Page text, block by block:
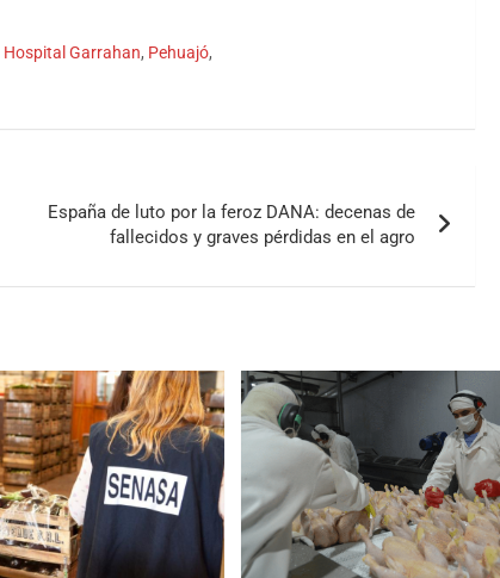
Hospital Garrahan, Pehuajó,
España de luto por la feroz DANA: decenas de
fallecidos y graves pérdidas en el agro